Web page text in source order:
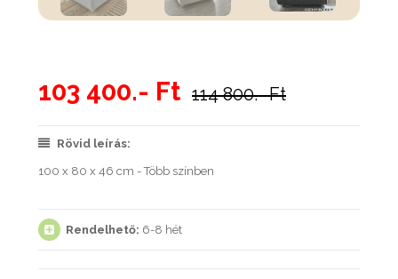
103 400.- Ft 114 800.- Ft
Rövid leírás:
100 x 80 x 46 cm - Több színben
Rendelhető: 6-8 hét